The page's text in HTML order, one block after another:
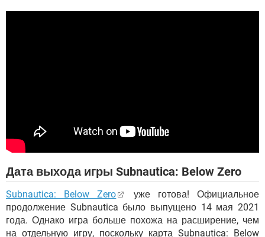
Дата выхода игры Subnautica: Below Zero
Subnautica: Below Zero
уже готова! Официальное
продолжение Subnautica было выпущено 14 мая 2021
года. Однако игра больше похожа на расширение, чем
на отдельную игру, поскольку карта Subnautica: Below